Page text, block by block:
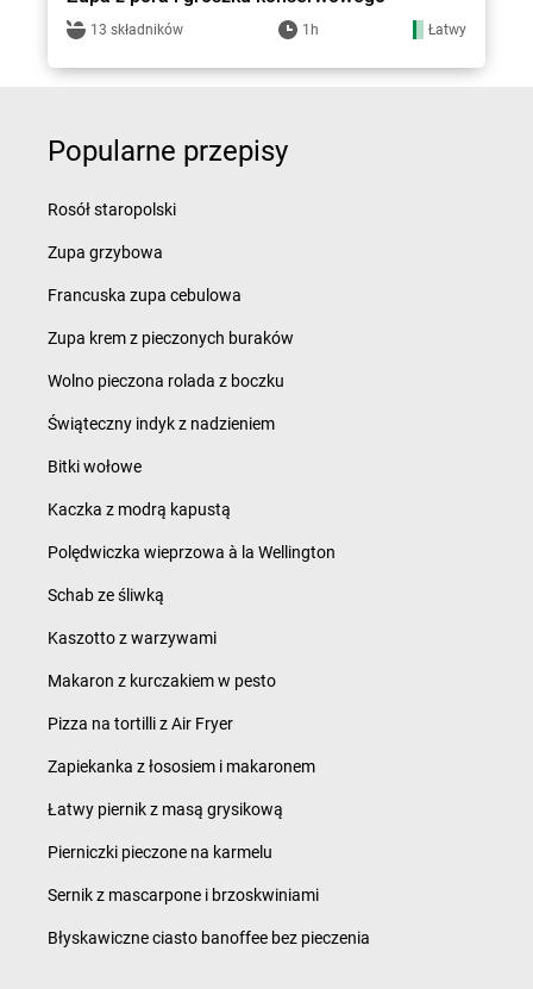
13 składników 1h Łatwy
Popularne przepisy
Rosół staropolski
Zupa grzybowa
Francuska zupa cebulowa
Zupa krem z pieczonych buraków
Wolno pieczona rolada z boczku
Świąteczny indyk z nadzieniem
Bitki wołowe
Kaczka z modrą kapustą
Polędwiczka wieprzowa à la Wellington
Schab ze śliwką
Kaszotto z warzywami
Makaron z kurczakiem w pesto
Pizza na tortilli z Air Fryer
Zapiekanka z łososiem i makaronem
Łatwy piernik z masą grysikową
Pierniczki pieczone na karmelu
Sernik z mascarpone i brzoskwiniami
Błyskawiczne ciasto banoffee bez pieczenia